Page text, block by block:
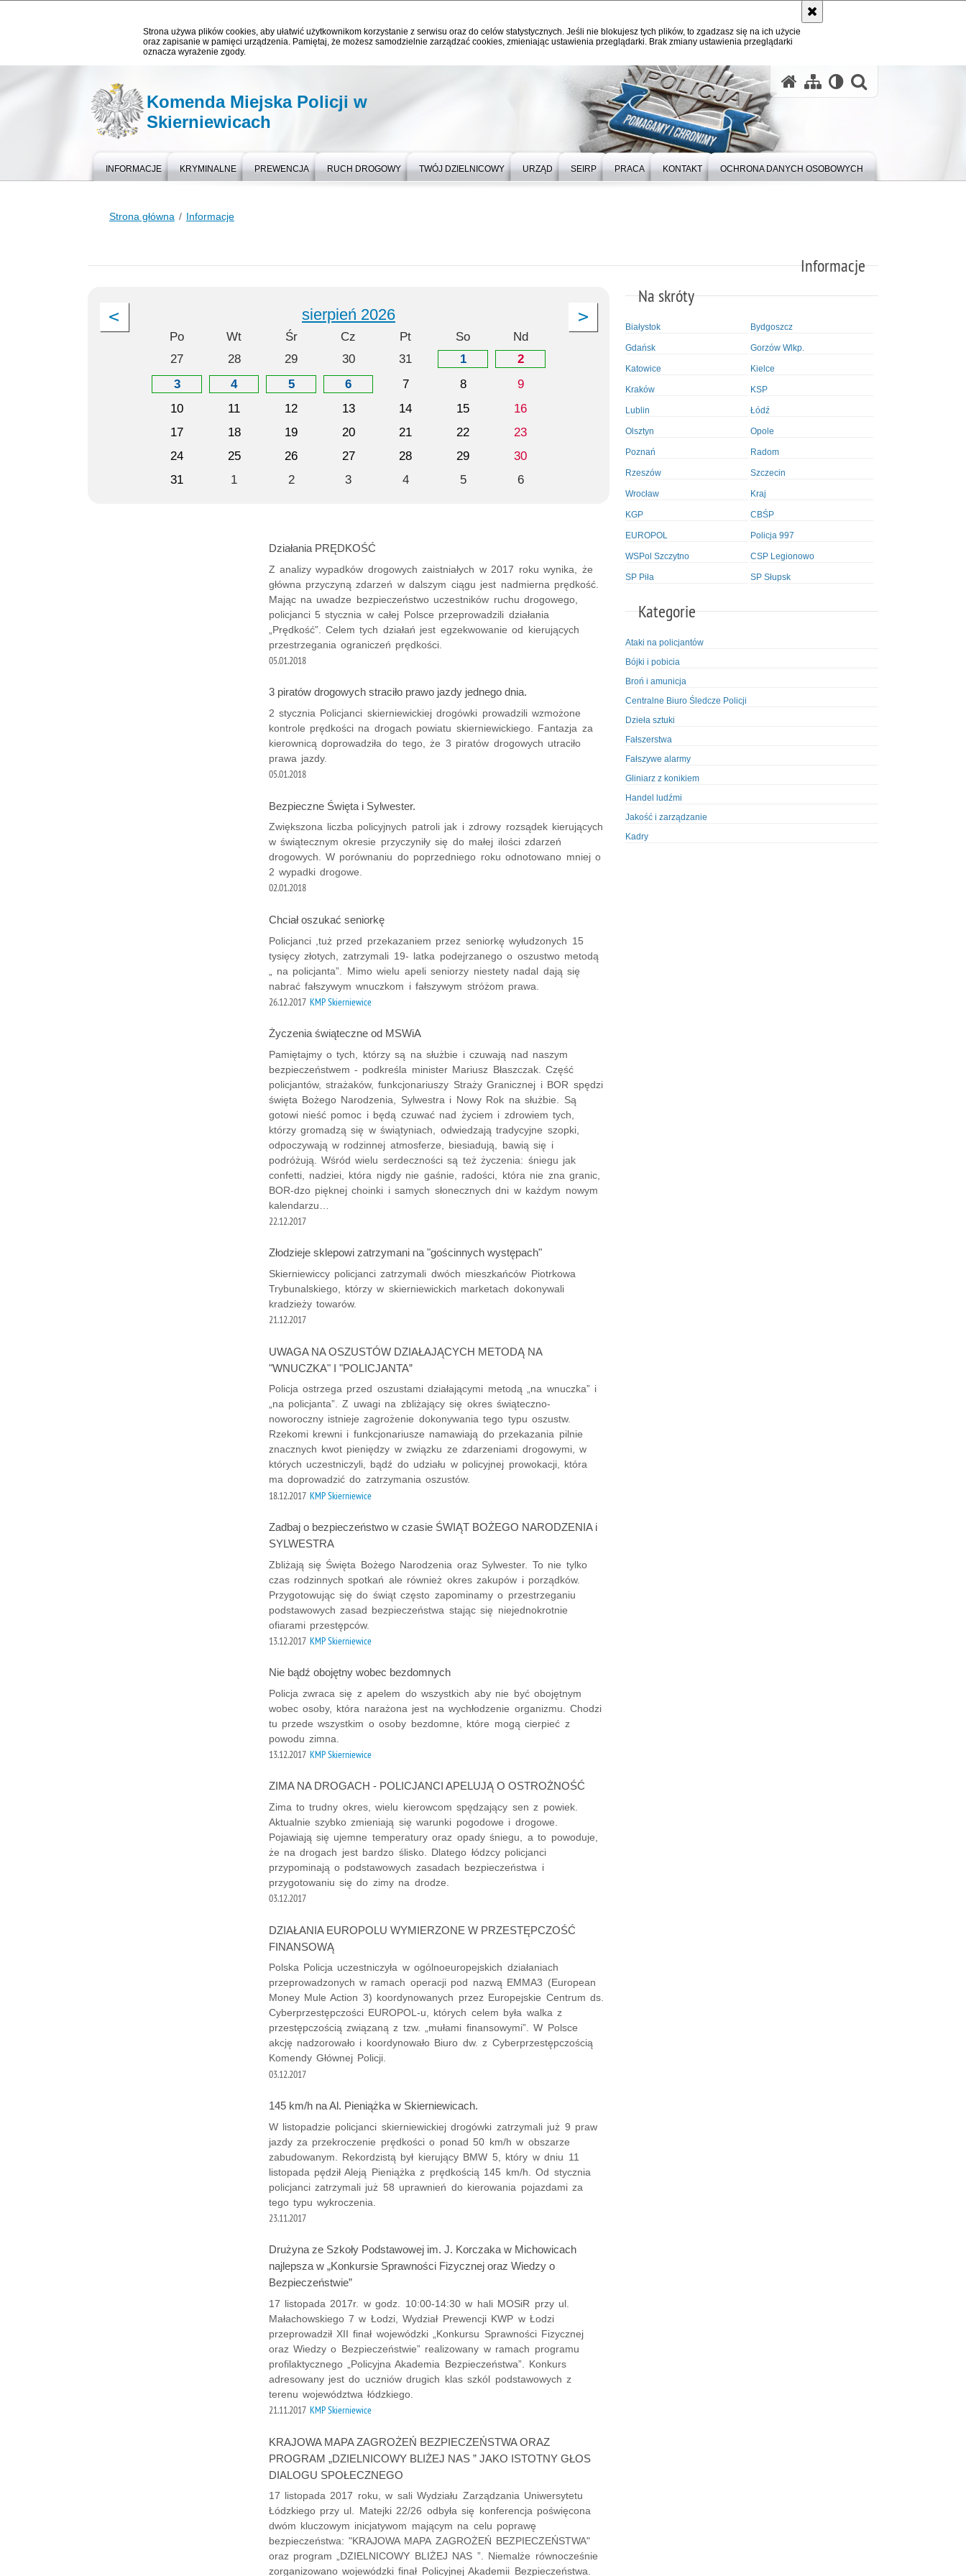
Strona używa plików cookies, aby ułatwić użytkownikom korzystanie z serwisu oraz do celów statystycznych. Jeśli nie blokujesz tych plików, to zgadzasz się na ich użycie
oraz zapisanie w pamięci urządzenia. Pamiętaj, że możesz samodzielnie zarządzać cookies, zmieniając ustawienia przeglądarki. Brak zmiany ustawienia przeglądarki
oznacza wyrażenie zgody.
Komenda Miejska Policji w
Skierniewicach
INFORMACJE KRYMINALNE PREWENCJA RUCH DROGOWY TWÓJ DZIELNICOWY URZĄD SEIRP PRACA KONTAKT OCHRONA DANYCH OSOBOWYCH
Strona główna Informacje
Informacje
Na skróty
Białystok Bydgoszcz
Gdańsk Gorzów Wlkp.
Katowice Kielce
Kraków KSP
Lublin Łódź
Olsztyn Opole
Poznań Radom
Rzeszów Szczecin
Wrocław Kraj
KGP CBŚP
EUROPOL Policja 997
WSPol Szczytno CSP Legionowo
SP Piła SP Słupsk
Kategorie
Ataki na policjantów
Bójki i pobicia
Broń i amunicja
Centralne Biuro Śledcze Policji
Dzieła sztuki
Fałszerstwa
Fałszywe alarmy
Gliniarz z konikiem
Handel ludźmi
Jakość i zarządzanie
Kadry
sierpień 2026
Po Wt Śr Cz Pt So
Nd
27
28 29 30 31 1
2
3
4 5 6 7 8
9
10
11 12 13 14 15
16
17
18 19 20 21 22
23
24
25 26 27 28 29
30
31
1 2 3 4 5 6
Działania PRĘDKOŚĆ
Z analizy wypadków drogowych zaistniałych w 2017 roku wynika, że
główna przyczyną zdarzeń w dalszym ciągu jest nadmierna prędkość.
Mając na uwadze bezpieczeństwo uczestników ruchu drogowego,
policjanci 5 stycznia w całej Polsce przeprowadzili działania
„Prędkość”. Celem tych działań jest egzekwowanie od kierujących
przestrzegania ograniczeń prędkości.
05.01.2018
3 piratów drogowych straciło prawo jazdy jednego dnia.
2 stycznia Policjanci skierniewickiej drogówki prowadzili wzmożone
kontrole prędkości na drogach powiatu skierniewickiego. Fantazja za
kierownicą doprowadziła do tego, że 3 piratów drogowych utraciło
prawa jazdy.
05.01.2018
Bezpieczne Święta i Sylwester.
Zwiększona liczba policyjnych patroli jak i zdrowy rozsądek kierujących
w świątecznym okresie przyczyniły się do małej ilości zdarzeń
drogowych. W porównaniu do poprzedniego roku odnotowano mniej o
2 wypadki drogowe.
02.01.2018
Chciał oszukać seniorkę
Policjanci ,tuż przed przekazaniem przez seniorkę wyłudzonych 15
tysięcy złotych, zatrzymali 19- latka podejrzanego o oszustwo metodą
„ na policjanta”. Mimo wielu apeli seniorzy niestety nadal dają się
nabrać fałszywym wnuczkom i fałszywym stróżom prawa.
26.12.2017 KMP Skierniewice
Życzenia świąteczne od MSWiA
Pamiętajmy o tych, którzy są na służbie i czuwają nad naszym
bezpieczeństwem - podkreśla minister Mariusz Błaszczak. Część
policjantów, strażaków, funkcjonariuszy Straży Granicznej i BOR spędzi
święta Bożego Narodzenia, Sylwestra i Nowy Rok na służbie. Są
gotowi nieść pomoc i będą czuwać nad życiem i zdrowiem tych,
którzy gromadzą się w świątyniach, odwiedzają tradycyjne szopki,
odpoczywają w rodzinnej atmosferze, biesiadują, bawią się i
podróżują. Wśród wielu serdeczności są też życzenia: śniegu jak
confetti, nadziei, która nigdy nie gaśnie, radości, która nie zna granic,
BOR-dzo pięknej choinki i samych słonecznych dni w każdym nowym
kalendarzu…
22.12.2017
Złodzieje sklepowi zatrzymani na "gościnnych występach"
Skierniewiccy policjanci zatrzymali dwóch mieszkańców Piotrkowa
Trybunalskiego, którzy w skierniewickich marketach dokonywali
kradzieży towarów.
21.12.2017
UWAGA NA OSZUSTÓW DZIAŁAJĄCYCH METODĄ NA
"WNUCZKA" I "POLICJANTA”
Policja ostrzega przed oszustami działającymi metodą „na wnuczka” i
„na policjanta”. Z uwagi na zbliżający się okres świąteczno-
noworoczny istnieje zagrożenie dokonywania tego typu oszustw.
Rzekomi krewni i funkcjonariusze namawiają do przekazania pilnie
znacznych kwot pieniędzy w związku ze zdarzeniami drogowymi, w
których uczestniczyli, bądź do udziału w policyjnej prowokacji, która
ma doprowadzić do zatrzymania oszustów.
18.12.2017 KMP Skierniewice
Zadbaj o bezpieczeństwo w czasie ŚWIĄT BOŻEGO NARODZENIA i
SYLWESTRA
Zbliżają się Święta Bożego Narodzenia oraz Sylwester. To nie tylko
czas rodzinnych spotkań ale również okres zakupów i porządków.
Przygotowując się do świąt często zapominamy o przestrzeganiu
podstawowych zasad bezpieczeństwa stając się niejednokrotnie
ofiarami przestępców.
13.12.2017 KMP Skierniewice
Nie bądź obojętny wobec bezdomnych
Policja zwraca się z apelem do wszystkich aby nie być obojętnym
wobec osoby, która narażona jest na wychłodzenie organizmu. Chodzi
tu przede wszystkim o osoby bezdomne, które mogą cierpieć z
powodu zimna.
13.12.2017 KMP Skierniewice
ZIMA NA DROGACH - POLICJANCI APELUJĄ O OSTROŻNOŚĆ
Zima to trudny okres, wielu kierowcom spędzający sen z powiek.
Aktualnie szybko zmieniają się warunki pogodowe i drogowe.
Pojawiają się ujemne temperatury oraz opady śniegu, a to powoduje,
że na drogach jest bardzo ślisko. Dlatego łódzcy policjanci
przypominają o podstawowych zasadach bezpieczeństwa i
przygotowaniu się do zimy na drodze.
03.12.2017
DZIAŁANIA EUROPOLU WYMIERZONE W PRZESTĘPCZOŚĆ
FINANSOWĄ
Polska Policja uczestniczyła w ogólnoeuropejskich działaniach
przeprowadzonych w ramach operacji pod nazwą EMMA3 (European
Money Mule Action 3) koordynowanych przez Europejskie Centrum ds.
Cyberprzestępczości EUROPOL-u, których celem była walka z
przestępczością związaną z tzw. „mułami finansowymi”. W Polsce
akcję nadzorowało i koordynowało Biuro dw. z Cyberprzestępczością
Komendy Głównej Policji.
03.12.2017
145 km/h na Al. Pieniążka w Skierniewicach.
W listopadzie policjanci skierniewickiej drogówki zatrzymali już 9 praw
jazdy za przekroczenie prędkości o ponad 50 km/h w obszarze
zabudowanym. Rekordzistą był kierujący BMW 5, który w dniu 11
listopada pędził Aleją Pieniążka z prędkością 145 km/h. Od stycznia
policjanci zatrzymali już 58 uprawnień do kierowania pojazdami za
tego typu wykroczenia.
23.11.2017
Drużyna ze Szkoły Podstawowej im. J. Korczaka w Michowicach
najlepsza w „Konkursie Sprawności Fizycznej oraz Wiedzy o
Bezpieczeństwie”
17 listopada 2017r. w godz. 10:00-14:30 w hali MOSiR przy ul.
Małachowskiego 7 w Łodzi, Wydział Prewencji KWP w Łodzi
przeprowadził XII finał wojewódzki „Konkursu Sprawności Fizycznej
oraz Wiedzy o Bezpieczeństwie” realizowany w ramach programu
profilaktycznego „Policyjna Akademia Bezpieczeństwa”. Konkurs
adresowany jest do uczniów drugich klas szkól podstawowych z
terenu województwa łódzkiego.
21.11.2017 KMP Skierniewice
KRAJOWA MAPA ZAGROŻEŃ BEZPIECZEŃSTWA ORAZ
PROGRAM „DZIELNICOWY BLIŻEJ NAS ” JAKO ISTOTNY GŁOS
DIALOGU SPOŁECZNEGO
17 listopada 2017 roku, w sali Wydziału Zarządzania Uniwersytetu
Łódzkiego przy ul. Matejki 22/26 odbyła się konferencja poświęcona
dwóm kluczowym inicjatywom mającym na celu poprawę
bezpieczeństwa: "KRAJOWA MAPA ZAGROŻEŃ BEZPIECZEŃSTWA"
oraz program „DZIELNICOWY BLIŻEJ NAS ”. Niemalże równocześnie
zorganizowano wojewódzki finał Policyjnej Akademii Bezpieczeństwa.